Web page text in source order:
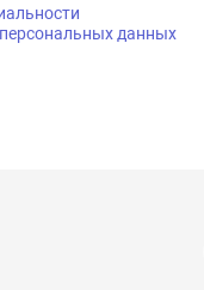
данных